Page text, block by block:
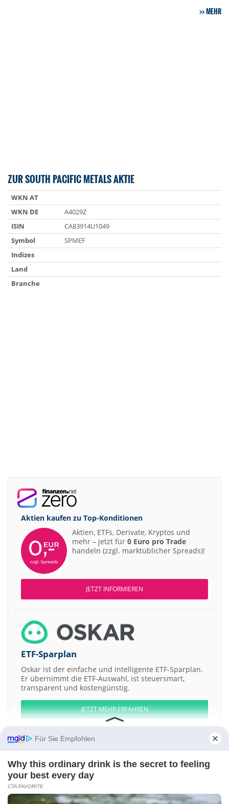
MEHR
ZUR SOUTH PACIFIC METALS AKTIE
WKN AT
WKN DE
A4029Z
ISIN
CA83914U1049
Symbol
SPMEF
Indizes
Land
Branche
Aktien kaufen zu Top-Konditionen
Aktien, ETFs, Derivate, Kryptos und
mehr – jetzt für 0 Euro pro Trade
handeln (zzgl. marktüblicher Spreads)!
JETZT INFORMIEREN
ETF-Sparplan
Oskar ist der einfache und intelligente ETF-Sparplan.
Er übernimmt die ETF-Auswahl, ist steuersmart,
transparent und kostengünstig.
JETZT MEHR ERFAHREN
Aktien ATX DAX EuroStoxx 50 Dow Jones NASDAQ 100 Nikkei 225
Weitere Aktien:
Für Sie Empfohlen
Why this ordinary drink is the secret to feeling
your best every day
CTA FAVORITE